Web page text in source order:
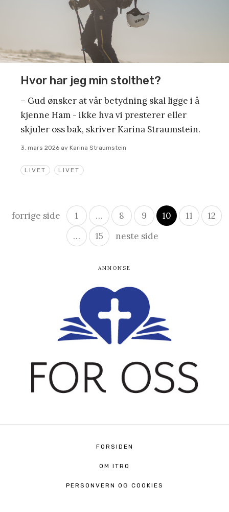
LIVET LIVET
Hvor har jeg min stolthet?
– Gud ønsker at vår betydning skal ligge i å
kjenne Ham - ikke hva vi presterer eller
skjuler oss bak, skriver Karina Straumstein.
3. mars 2026 av Karina Straumstein
Innleggsnavigasjon
forrige side 1 … 8 9 10 11
12
…
15 neste side
FORSIDEN
OM ITRO
PERSONVERN OG COOKIES